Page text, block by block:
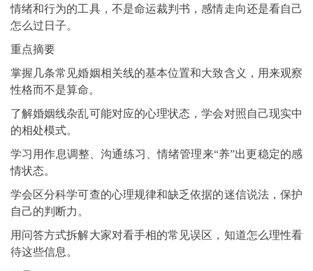
情绪和行为的工具，不是命运裁判书，感情走向还是看自己
怎么过日子。
重点摘要
掌握几条常见婚姻相关线的基本位置和大致含义，用来观察
性格而不是算命。
了解婚姻线杂乱可能对应的心理状态，学会对照自己现实中
的相处模式。
学习用作息调整、沟通练习、情绪管理来“养”出更稳定的感
情状态。
学会区分科学可查的心理规律和缺乏依据的迷信说法，保护
自己的判断力。
用问答方式拆解大家对看手相的常见误区，知道怎么理性看
待这些信息。